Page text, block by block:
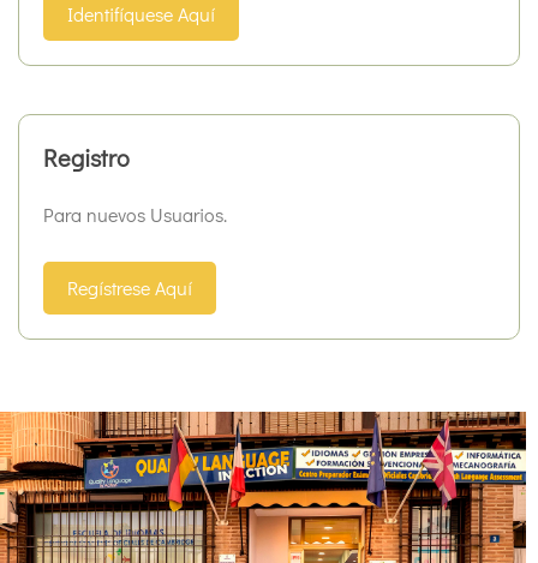
Identifíquese Aquí
Registro
Para nuevos Usuarios.
Regístrese Aquí